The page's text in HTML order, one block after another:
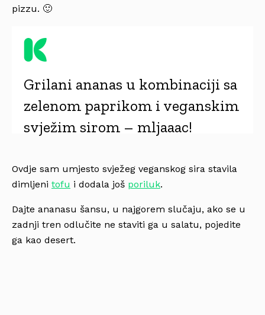
pizzu. 🙂
Grilani ananas u kombinaciji sa
zelenom paprikom i veganskim
svježim sirom – mljaaac!
Ovdje sam umjesto svježeg veganskog sira stavila
dimljeni tofu i dodala još poriluk.
Dajte ananasu šansu, u najgorem slučaju, ako se u
zadnji tren odlučite ne staviti ga u salatu, pojedite
ga kao desert.